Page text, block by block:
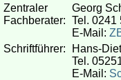
Zentraler
Fachberater:
Georg
Tel. 0241
E-Mail:
Schriftführer:
Hans-
Tel.
E-Mail: